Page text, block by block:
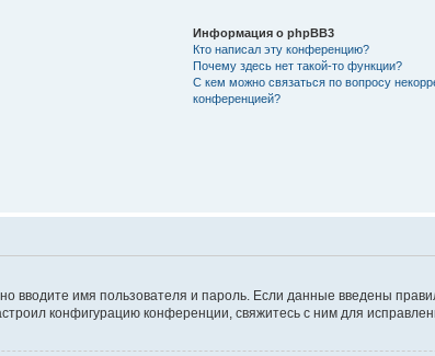
Информация о phpBB3
Кто написал эту конференцию?
Почему здесь нет такой-то функции?
С кем можно связаться по вопросу
конференцией?
вводите имя пользователя и пароль. Если данные введены
конфигурацию конференции, свяжитесь с ним для